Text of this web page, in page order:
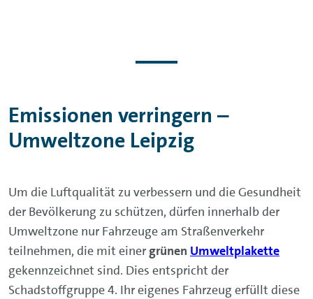
Emissionen verringern –
Umweltzone Leipzig
Um die Luftqualität zu verbessern und die Gesundheit
der Bevölkerung zu schützen, dürfen innerhalb der
Umweltzone nur Fahrzeuge am Straßenverkehr
teilnehmen, die mit einer grünen Umweltplakette
gekennzeichnet sind. Dies entspricht der
Schadstoffgruppe 4. Ihr eigenes Fahrzeug erfüllt diese